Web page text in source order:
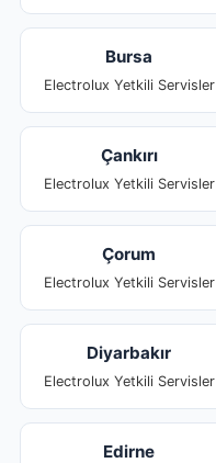
Bursa
Electrolux Yetkili Servisler
Çankırı
Electrolux Yetkili Servisler
Çorum
Electrolux Yetkili Servisler
Diyarbakır
Electrolux Yetkili Servisler
Edirne